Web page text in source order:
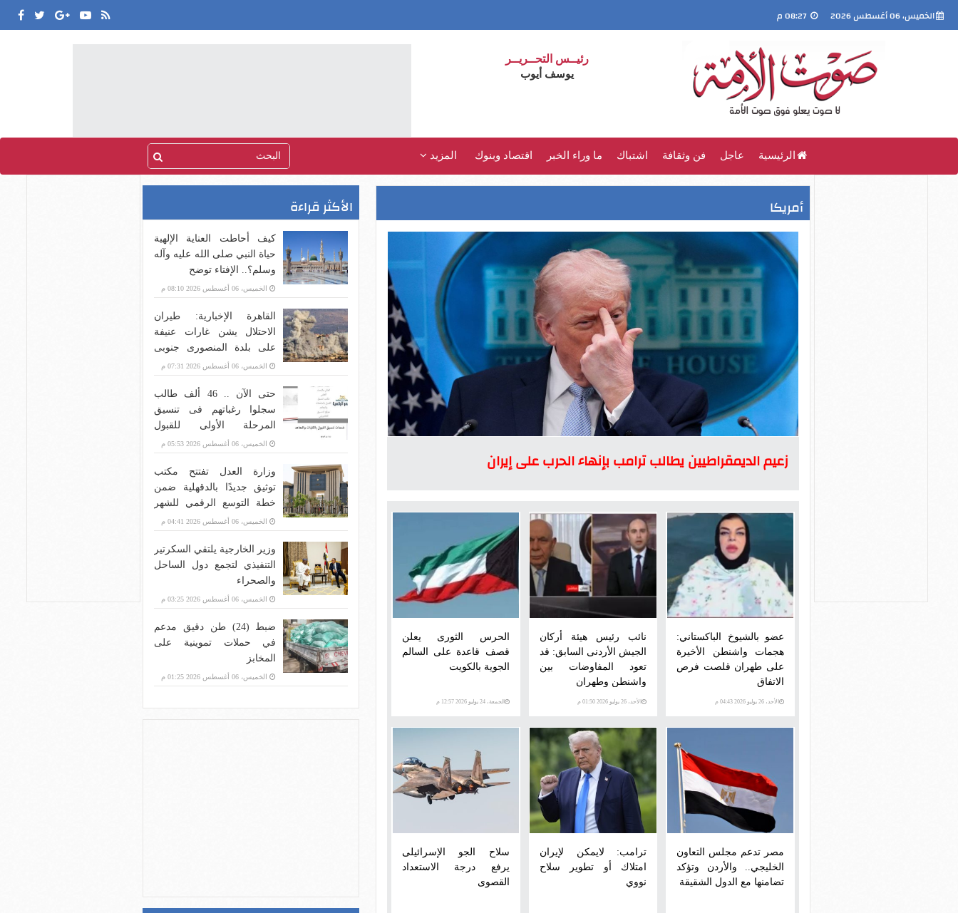
الخميس، 06 أغسطس 2026
رئيــس التحــريــر
يوسف أيوب
الرئيسية عاجل فن وثقافة اشتباك ما وراء الخبر اقتصاد وبنوك المزيد
أمريكا
زعيم الديمقراطيين يطالب ترامب بإنهاء الحرب على إيران
عضو بالشيوخ الباكستاني:
هجمات واشنطن الأخيرة
على طهران قلصت فرص
الاتفاق
الأحد، 26 يوليو 2026 04:43 م
نائب رئيس هيئة أركان
الجيش الأردنى السابق: قد
تعود المفاوضات بين
واشنطن وطهران
الأحد، 26 يوليو 2026 01:50 م
الحرس الثورى يعلن
قصف قاعدة على السالم
الجوية بالكويت
الجمعة، 24 يوليو 2026 12:57 م
مصر تدعم مجلس التعاون
الخليجي.. والأردن وتؤكد
تضامنها مع الدول الشقيقة
ترامب: لايمكن لإيران
امتلاك أو تطوير سلاح
نووي
سلاح الجو الإسرائيلى
يرفع درجة الاستعداد
القصوى
الأكثر قراءة
كيف أحاطت العناية الإلهية
حياة النبي صلى الله عليه وآله
وسلم؟.. الإفتاء توضح
الخميس، 06 أغسطس 2026 08:10 م
القاهرة الإخبارية: طيران
الاحتلال يشن غارات عنيفة
على بلدة المنصورى جنوبى
لبنان
الخميس، 06 أغسطس 2026 07:31 م
حتى الآن .. 46 ألف طالب
سجلوا رغباتهم فى تنسيق
المرحلة الأولى للقبول
بالجامعات
الخميس، 06 أغسطس 2026 05:53 م
وزارة العدل تفتتح مكتب
توثيق جديدًا بالدقهلية ضمن
خطة التوسع الرقمي للشهر
العقاري
الخميس، 06 أغسطس 2026 04:41 م
وزير الخارجية يلتقي السكرتير
التنفيذي لتجمع دول الساحل
والصحراء
الخميس، 06 أغسطس 2026 03:25 م
ضبط (24) طن دقيق مدعم
في حملات تموينية على
المخابز
الخميس، 06 أغسطس 2026 01:25 م